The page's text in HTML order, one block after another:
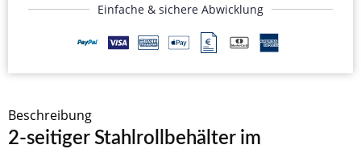
Einfache & sichere Abwicklung
Beschreibung
2-seitiger Stahlrollbehälter im